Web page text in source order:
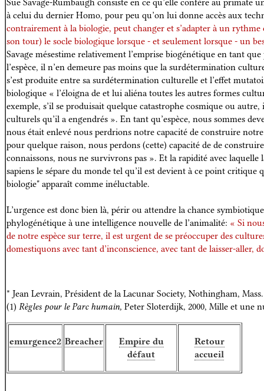
Sue Savage-Rumbaugh consiste en ce qu’elle confère au
à celui du dernier Homo, pour peu qu’on lui donne accès aux
contrairement à la biologie, peut changer et s’adapter à un
son tour) le socle biologique lorsque - et seulement lorsque - un
Savage mésestime relativement l’emprise biogénétique en tant
l’espèce, il n’en demeure pas moins que la surdétermination
s’est produite entre sa surdétermination culturelle et l’effet
biologique « l’éloigna de et lui aliéna toutes les autres formes
exemple, s’il se produisait quelque catastrophe cosmique ou autre,
culturels qu’il a engendrés ». En tant qu’espèce, nous sommes
nous était enlevé nous perdrions notre capacité de construire
pour quelque raison, nous perdons (cette) capacité de de
connaissons, nous ne survivrons pas ». Et la rapidité avec
sapiens le sépare du monde tel qu’il est devient à ce point critique
biologie" apparaît comme inéluctable.
L’urgence est donc bien là, périr ou attendre la chance
phylogénétique à une intelligence nouvelle de l’animalité: « Si
de notre espèce sur terre, il est urgent de se préoccuper des
domestiquons avec tant d’inconscience, avec tant de laisser-aller,
* Jean Levrain, Président de la Lacunar Society, Nothingham, Mass.
(1) Règles pour le Parc humain, Peter Sloterdijk, 2000, Mille et une
emurgence2 Breacher
Empire du
défaut
Retour
accueil